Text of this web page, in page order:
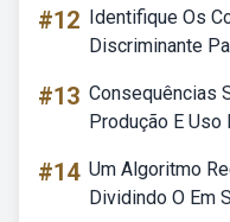
#12 Identifique Os
Discriminante
#13 Consequências
Produção E Uso
#14 Um Algoritmo
Dividindo O Em